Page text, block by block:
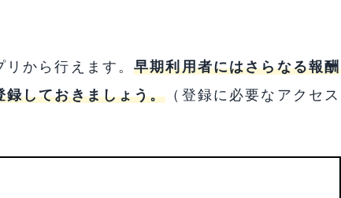
リから行えます。早期利用者にはさらなる報酬
録しておきましょう。 （登録に必要なアクセス